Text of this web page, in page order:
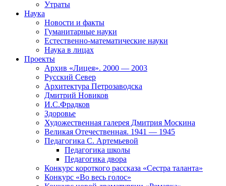
Утраты
Наука
Новости и факты
Гуманитарные науки
Естественно-математические науки
Наука в лицах
Проекты
Архив «Лицея». 2000 — 2003
Русский Север
Архитектура Петрозаводска
Дмитрий Новиков
И.С.Фрадков
Здоровье
Художественная галерея Дмитрия Москина
Великая Отечественная. 1941 — 1945
Педагогика С. Артемьевой
Педагогика школы
Педагогика двора
Конкурс короткого рассказа «Сестра таланта»
Конкурс «Во весь голос»